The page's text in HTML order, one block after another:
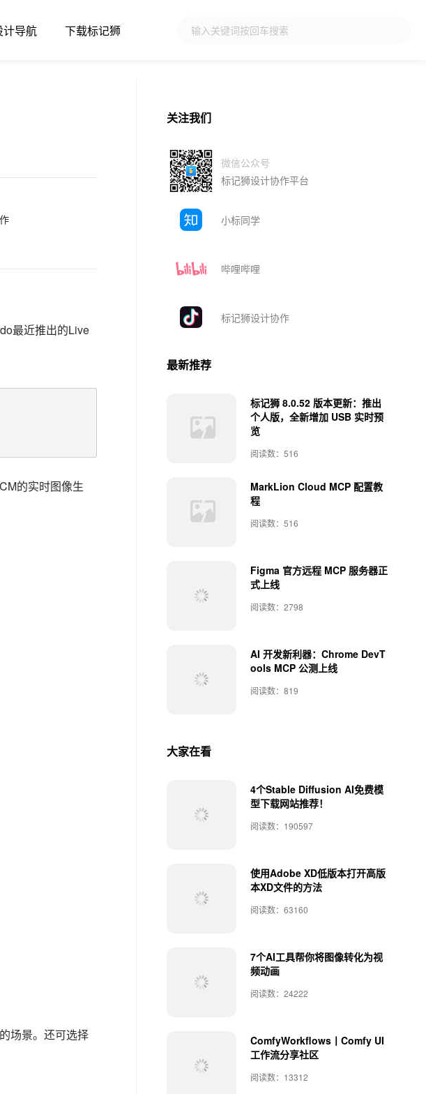
计导航 下载标记狮
最近推出的Live
的实时图像生
场景。还可选择
关注我们
微信公众号
标记狮设计协作平台
小标同学
哔哩哔哩
标记狮设计协作
最新推荐
标记狮 8.0.52 版本更新：推出
个人版，全新增加 USB 实时预
览
阅读数：516
MarkLion Cloud MCP 配置教
程
阅读数：516
Figma 官方远程 MCP 服务器正
式上线
阅读数：2798
AI 开发新利器：Chrome DevT
ools MCP 公测上线
阅读数：819
大家在看
4个Stable Diffusion AI免费模
型下载网站推荐！
阅读数：190597
使用Adobe XD低版本打开高版
本XD文件的方法
阅读数：63160
7个AI工具帮你将图像转化为视
频动画
阅读数：24222
ComfyWorkflows丨Comfy UI
工作流分享社区
阅读数：13312